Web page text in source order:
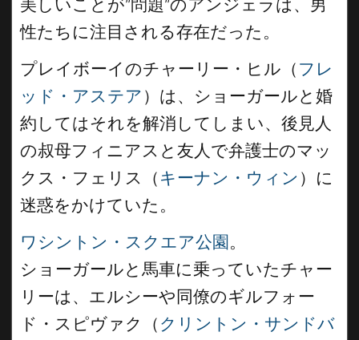
美しいことが”問題”のアンジェラは、男
性たちに注目される存在だった。
プレイボーイのチャーリー・ヒル（ フレ
ッド・アステア ）は、ショーガールと婚
約してはそれを解消してしまい、後見人
の叔母フィニアスと友人で弁護士のマッ
クス・フェリス（ キーナン・ウィン ）に
迷惑をかけていた。
ワシントン・スクエア公園 。
ショーガールと馬車に乗っていたチャー
リーは、エルシーや同僚のギルフォー
ド・スピヴァク（ クリントン・サンドバ